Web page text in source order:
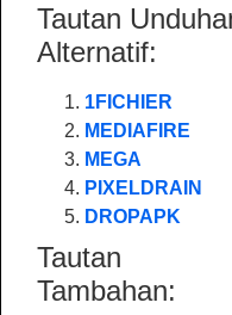
Tautan
Alternatif:
1FICHIER
MEDIAFIRE
MEGA
PIXELDRAIN
DROPAPK
Tautan
Tambahan: